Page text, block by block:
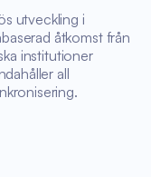
utveckling i
åtkomst från
institutioner
all